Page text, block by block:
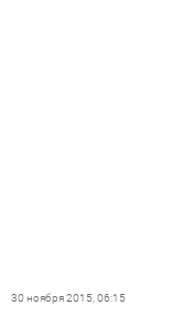
30 ноября 2015, 06:15